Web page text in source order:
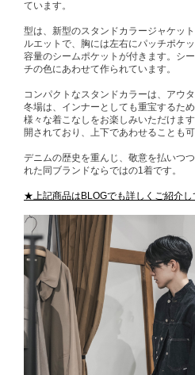
ています。
型は、新型のスタンドカラージャケッ
ルエットで、胸には左右にパッチポケ
容量のシームポケットが付きます。シ
チの色にあわせて作られています。
コンパクトなスタンドカラーは、アウ
冬場は、インナーとしても重宝するた
様々な着こなしをお楽しみいただけま
開されており、上下であわせることも可
デニムの歴史を重んじ、敬意を払いつ
れた同ブランドならではの1着です。
★上記商品はBLOGでも詳しくご紹介し